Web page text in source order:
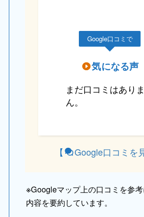
Google口コミで
気になる声
まだ口コミはあり
ん。
【 Google口コミを
※Googleマップ上の口コミを参
内容を要約しています。